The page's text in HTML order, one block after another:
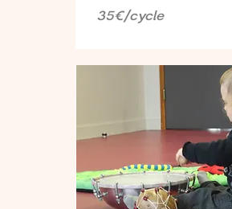
35€/cycle